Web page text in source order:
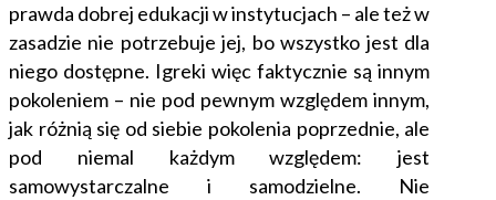
prawda dobrej edukacji w instytucjach – ale też w
zasadzie nie potrzebuje jej, bo wszystko jest dla
niego dostępne. Igreki więc faktycznie są innym
pokoleniem – nie pod pewnym względem innym,
jak różnią się od siebie pokolenia poprzednie, ale
pod niemal każdym względem: jest
samowystarczalne i samodzielne. Nie